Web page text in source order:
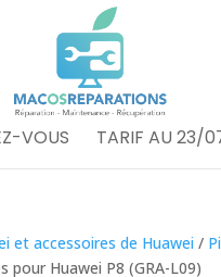
VOUS TARIF AU 23/
et accessoires de Huawei /
pour Huawei P8 (GRA-L09)